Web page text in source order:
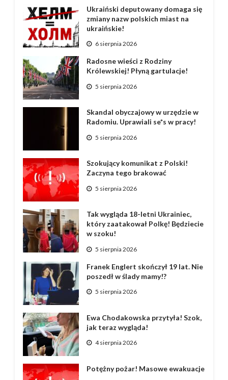
Ukraiński deputowany domaga się
zmiany nazw polskich miast na
ukraińskie!
6 sierpnia 2026
Radosne wieści z Rodziny
Królewskiej! Płyną gartulacje!
5 sierpnia 2026
Skandal obyczajowy w urzędzie w
Radomiu. Uprawiali se*s w pracy!
5 sierpnia 2026
Szokujący komunikat z Polski!
Zaczyna tego brakować
5 sierpnia 2026
Tak wygląda 18-letni Ukrainiec,
który zaatakował Polkę! Będziecie
w szoku!
5 sierpnia 2026
Franek Englert skończył 19 lat. Nie
poszedł w ślady mamy!?
5 sierpnia 2026
Ewa Chodakowska przytyła! Szok,
jak teraz wygląda!
4 sierpnia 2026
Potężny pożar! Masowe ewakuacje